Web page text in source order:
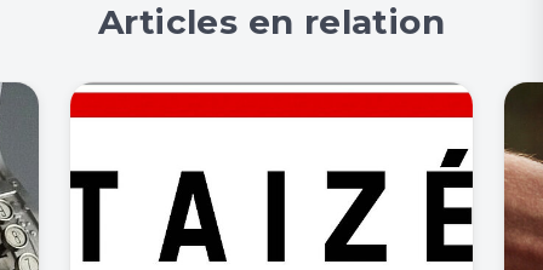
Articles en relation